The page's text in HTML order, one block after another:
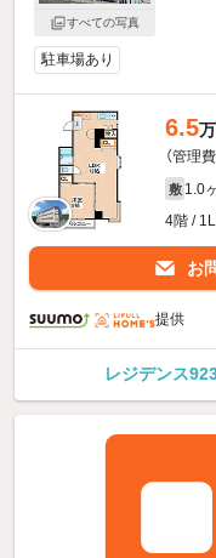
すべての写真
駐車場あり
6.5
（管理
敷 1.0
4階 /
お
提供
レジデンス